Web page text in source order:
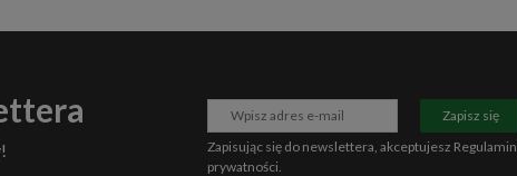
Zapisz się
Zapisując się do newslettera, akceptujesz Regulamin
prywatności